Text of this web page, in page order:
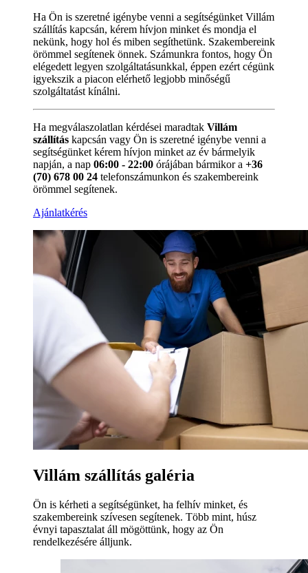
Ha Ön is szeretné igénybe venni a segítségünket Villám
szállítás kapcsán, kérem hívjon minket és mondja el
nekünk, hogy hol és miben segíthetünk. Szakembereink
örömmel segítenek önnek. Számunkra fontos, hogy Ön
elégedett legyen szolgáltatásunkkal, éppen ezért cégünk
igyekszik a piacon elérhető legjobb minőségű
szolgáltatást kínálni.
Ha megválaszolatlan kérdései maradtak Villám
szállítás kapcsán vagy Ön is szeretné igénybe venni a
segítségünket kérem hívjon minket az év bármelyik
napján, a nap 06:00 - 22:00 órájában bármikor a +36
(70) 678 00 24 telefonszámunkon és szakembereink
örömmel segítenek.
Ajánlatkérés
Villám szállítás galéria
Ön is kérheti a segítségünket, ha felhív minket, és
szakembereink szívesen segítenek. Több mint, húsz
évnyi tapasztalat áll mögöttünk, hogy az Ön
rendelkezésére álljunk.